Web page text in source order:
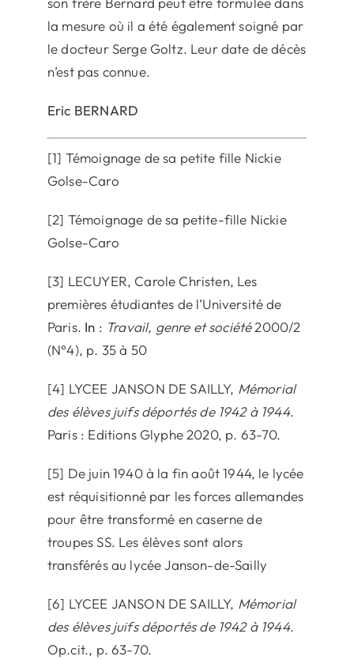
la mesure où il a été également soigné par
le docteur Serge Goltz. Leur date de décès
n’est pas connue.
Eric BERNARD
[1] Témoignage de sa petite fille Nickie
Golse-Caro
[2] Témoignage de sa petite-fille Nickie
Golse-Caro
[3] LECUYER, Carole Christen, Les
premières étudiantes de l’Université de
Paris. In : Travail, genre et société2000/2
(N°4), p. 35 à 50
[4] LYCEE JANSON DE SAILLY, Mémorial
des élèves juifs déportés de 1942 à 1944.
Paris : Editions Glyphe 2020, p. 63-70.
[5] De juin 1940 à la fin août 1944, le lycée
est réquisitionné par les forces allemandes
pour être transformé en caserne de
troupes SS. Les élèves sont alors
transférés au lycée Janson-de-Sailly
[6] LYCEE JANSON DE SAILLY, Mémorial
des élèves juifs déportés de 1942 à 1944.
Op.cit., p. 63-70.